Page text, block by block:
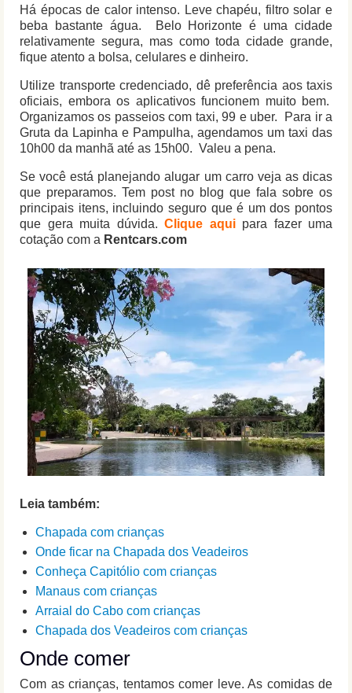
Há épocas de calor intenso. Leve chapéu, filtro solar e
beba bastante água. Belo Horizonte é uma cidade
relativamente segura, mas como toda cidade grande,
fique atento a bolsa, celulares e dinheiro.
Utilize transporte credenciado, dê preferência aos taxis
oficiais, embora os aplicativos funcionem muito bem.
Organizamos os passeios com taxi, 99 e uber. Para ir a
Gruta da Lapinha e Pampulha, agendamos um taxi das
10h00 da manhã até as 15h00. Valeu a pena.
Se você está planejando alugar um carro veja as dicas
que preparamos. Tem post no blog que fala sobre os
principais itens, incluindo seguro que é um dos pontos
que gera muita dúvida. Clique aqui para fazer uma
cotação com a Rentcars.com
Leia também:
Chapada com crianças
Onde ficar na Chapada dos Veadeiros
Conheça Capitólio com crianças
Manaus com crianças
Arraial do Cabo com crianças
Chapada dos Veadeiros com crianças
Onde comer
Com as crianças, tentamos comer leve. As comidas de